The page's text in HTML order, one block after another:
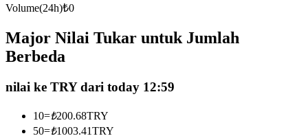
Menjadi Pedagang Salinan
Volume(24h)₺0
Major Nilai Tukar untuk Jumlah
Berbeda
nilai ke TRY dari today 12:59
10=₺200.68TRY
50=₺1003.41TRY